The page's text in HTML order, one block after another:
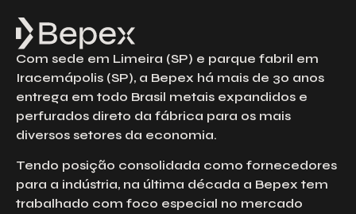
Com sede em Limeira (SP) e parque fabril em
Iracemápolis (SP), a Bepex há mais de 30 anos
entrega em todo Brasil metais expandidos e
perfurados direto da fábrica para os mais
diversos setores da economia.
Tendo posição consolidada como fornecedores
para a indústria, na última década a Bepex tem
trabalhado com foco especial no mercado